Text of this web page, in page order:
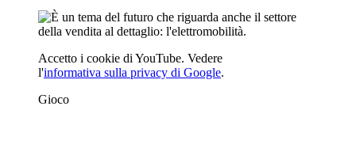
Accetto i cookie di YouTube. Vedere
l'informativa sulla privacy di Google.
Gioco